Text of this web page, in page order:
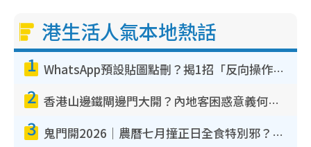
港生活人氣本地熱話
1 WhatsApp預設貼圖點刪？揭1招「反向操作」還原簡潔介面 附3步實測教學
2 香港山邊鐵閘邊門大開？內地客困惑意義何在！網民神回覆：呢種叫法理性防禦
3 鬼門開2026｜農曆七月撞正日全食特別邪？專家警告切忌做一事！揭4大禁忌+2招保平安